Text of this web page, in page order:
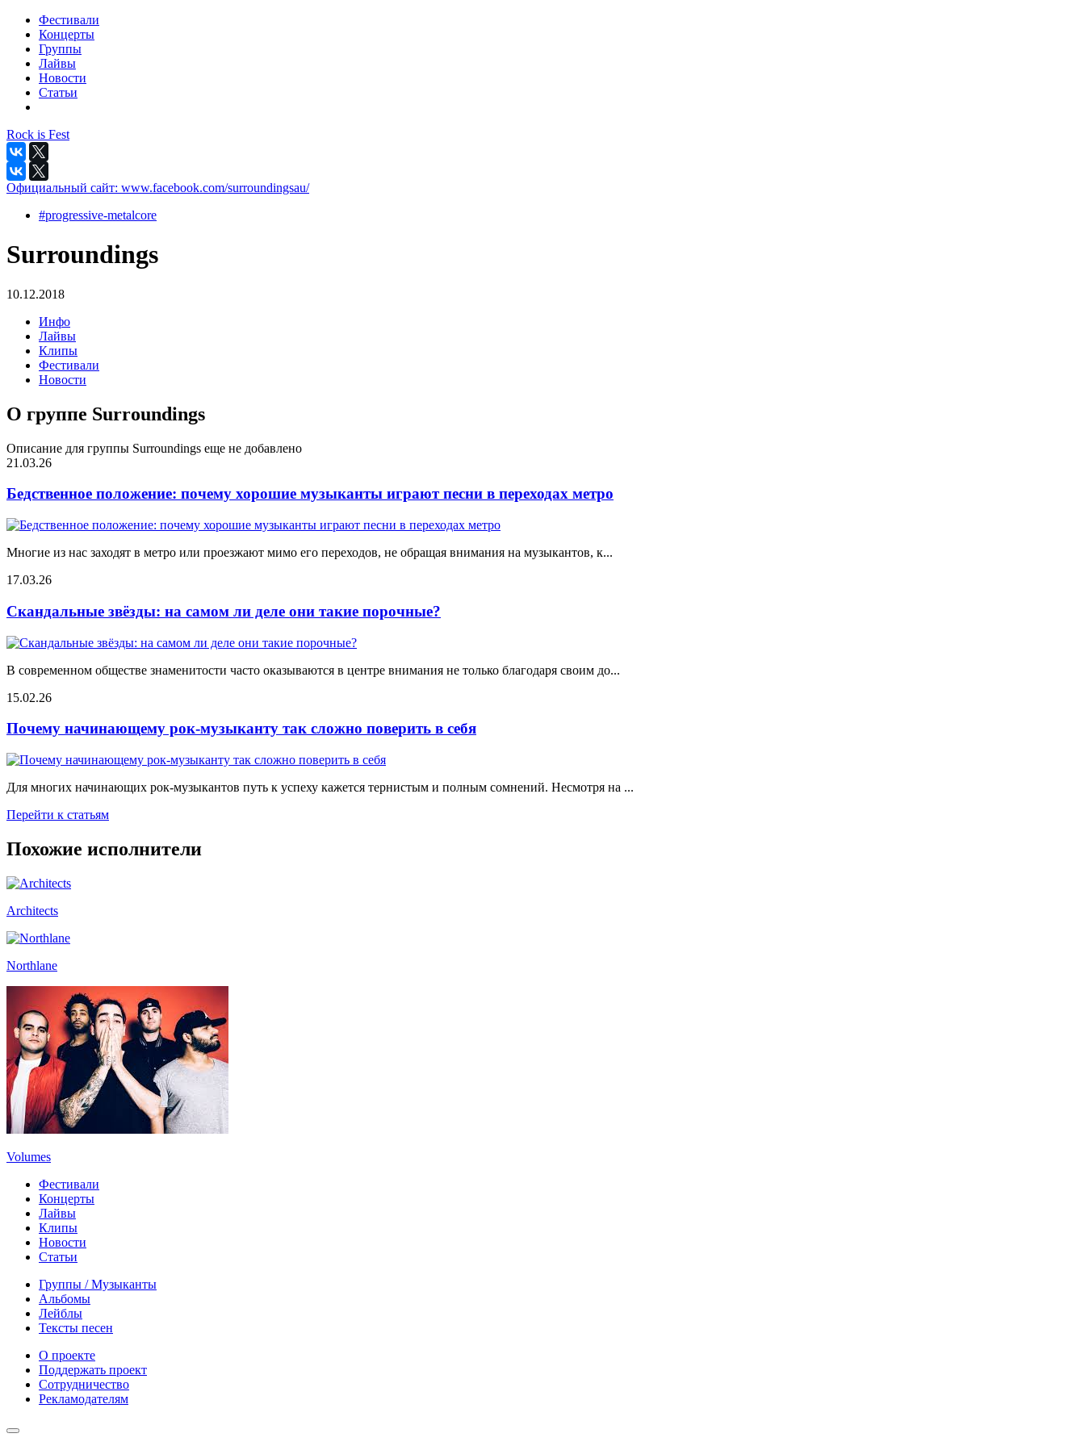
Фестивали
Концерты
Группы
Лайвы
Новости
Статьи
Rock is Fest
Официальный сайт: www.facebook.com/surroundingsau/
#progressive-metalcore
Surroundings
10.12.2018
Инфо
Лайвы
Клипы
Фестивали
Новости
О группе Surroundings
Описание для группы Surroundings еще не добавлено
21.03.26
Бедственное положение: почему хорошие музыканты играют песни в переходах метро
Многие из нас заходят в метро или проезжают мимо его переходов, не обращая внимания на музыкантов, к...
17.03.26
Скандальные звёзды: на самом ли деле они такие порочные?
В современном обществе знаменитости часто оказываются в центре внимания не только благодаря своим до...
15.02.26
Почему начинающему рок-музыканту так сложно поверить в себя
Для многих начинающих рок-музыкантов путь к успеху кажется тернистым и полным сомнений. Несмотря на ...
Перейти к статьям
Похожие исполнители
Architects
Northlane
Volumes
Фестивали
Концерты
Лайвы
Клипы
Новости
Статьи
Группы / Музыканты
Альбомы
Лейблы
Тексты песен
О проекте
Поддержать проект
Сотрудничество
Рекламодателям